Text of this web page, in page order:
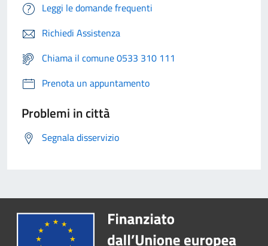
Leggi le domande frequenti
Richiedi Assistenza
Chiama il comune 0533 310 111
Prenota un appuntamento
Problemi in città
Segnala disservizio